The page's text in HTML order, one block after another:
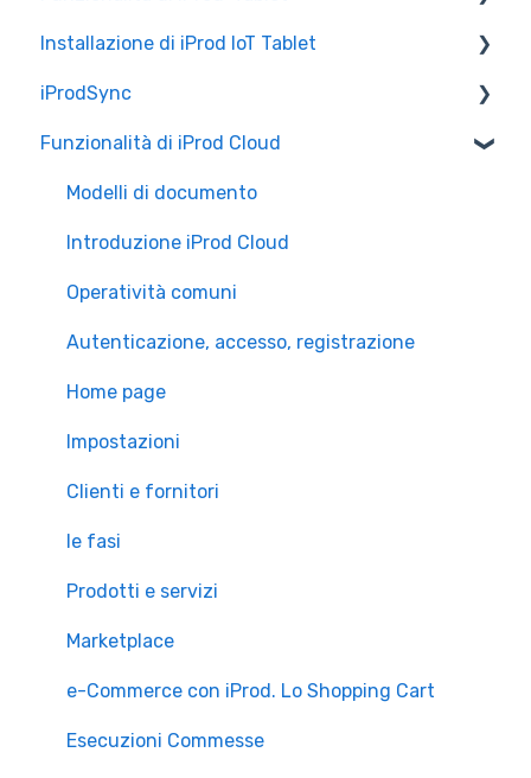
Controllo Qualità
Liste di Prelievo
Installazione di iProd IoT Tablet
Configurazione Alleantia
Configurazioni di Rete
iProdSync
Informazioni generali
Accesso a iProd
Licenza
Funzionalità di iProd Cloud
Modelli di documento
Introduzione iProd Cloud
Operatività comuni
Autenticazione, accesso, registrazione
Home page
Impostazioni
Clienti e fornitori
le fasi
Prodotti e servizi
Marketplace
e-Commerce con iProd. Lo Shopping Cart
Esecuzioni Commesse